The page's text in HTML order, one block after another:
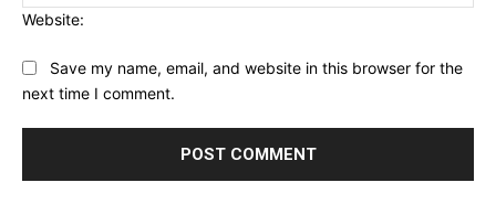
Website:
Save my name, email, and website in this browser for the
next time I comment.